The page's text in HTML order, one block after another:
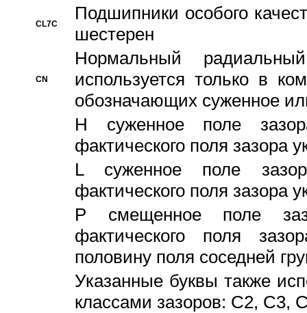
CL7C
Подшипники особого
шестерен
CN
Hормальный
используется только в
обозначающих суженное
H суженное поле
фактического поля зазора
L суженное поле
фактического поля зазора
P смещенное поле
фактического поля
половину поля соседней
Указанные буквы также
классами зазоров: С2,